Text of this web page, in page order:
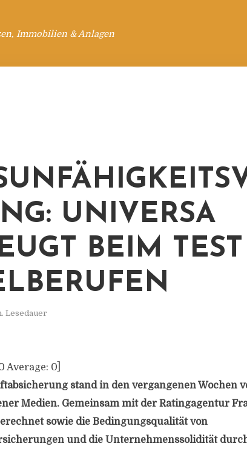
Immobilien & Anlagen
UNIVERSA
BEIM
Lesedauer
Average: 0
stand in den vergangenen Wochen
Medien. Gemeinsam mit der Ratingagentur
sowie die Bedingungsqualität von
und die Unternehmenssolidität